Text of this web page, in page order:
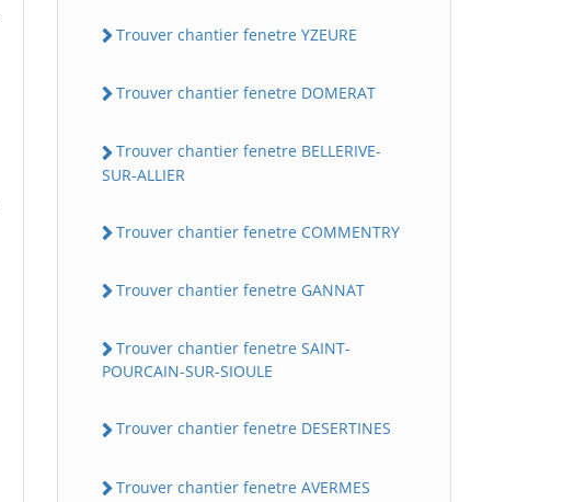
Trouver chantier fenetre YZEURE
Trouver chantier fenetre DOMERAT
Trouver chantier fenetre BELLERIVE-
SUR-ALLIER
Trouver chantier fenetre COMMENTRY
Trouver chantier fenetre GANNAT
Trouver chantier fenetre SAINT-
POURCAIN-SUR-SIOULE
Trouver chantier fenetre DESERTINES
Trouver chantier fenetre AVERMES